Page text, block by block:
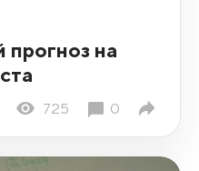
прогноз на
725 0